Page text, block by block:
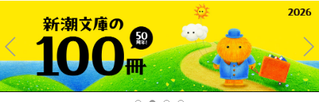
Pre
v
Ne
xt